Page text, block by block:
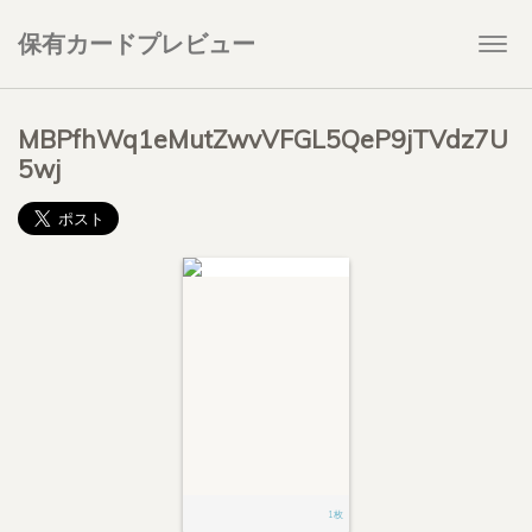
保有カードプレビュー
MBPfhWq1eMutZwvVFGL5QeP9jTVdz7U
5wj
1枚